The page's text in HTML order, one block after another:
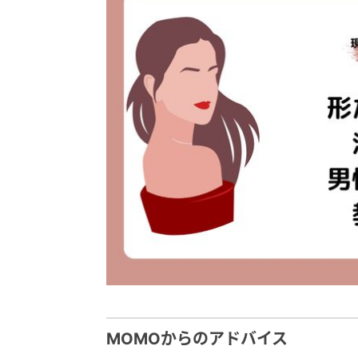
MOMOからのアドバイス